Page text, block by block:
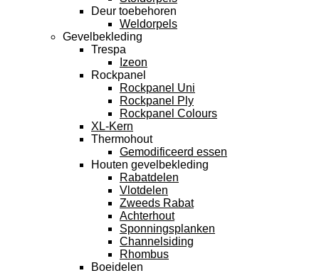
Deur toebehoren
Weldorpels
Gevelbekleding
Trespa
Izeon
Rockpanel
Rockpanel Uni
Rockpanel Ply
Rockpanel Colours
XL-Kern
Thermohout
Gemodificeerd essen
Houten gevelbekleding
Rabatdelen
Vlotdelen
Zweeds Rabat
Achterhout
Sponningsplanken
Channelsiding
Rhombus
Boeidelen